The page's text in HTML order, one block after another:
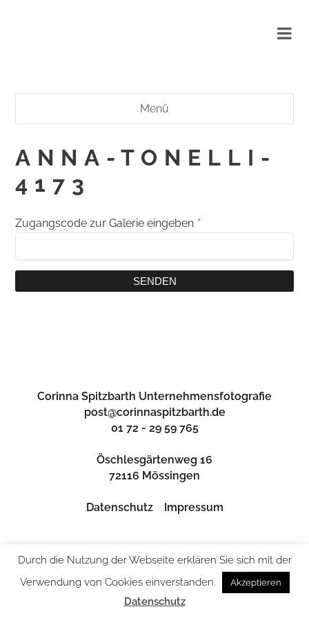
Menü
ANNA-TONELLI-
4173
Zugangscode zur Galerie eingeben *
SENDEN
Corinna Spitzbarth Unternehmensfotografie
post@corinnaspitzbarth.de
01 72 - 29 59 765
Öschlesgärtenweg 16
72116 Mössingen
Datenschutz Impressum
Durch die Nutzung der Webseite erklären Sie sich mit der
Verwendung von Cookies einverstanden.
Akzeptieren
Datenschutz